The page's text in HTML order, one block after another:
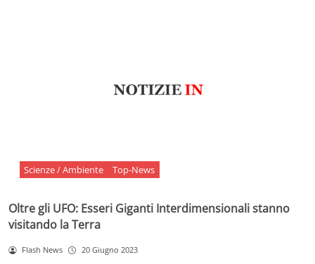
Scienze / Ambiente Top-News
Oltre gli UFO: Esseri Giganti Interdimensionali stanno
visitando la Terra
Flash News 20 Giugno 2023